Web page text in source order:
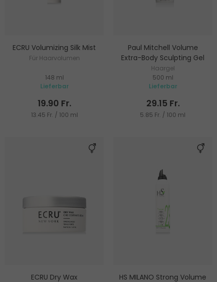
ECRU Volumizing Silk Mist
Für Haarvolumen
148 ml
Lieferbar
19.90 Fr.
13.45 Fr. / 100 ml
Paul Mitchell Volume
Extra-Body Sculpting Gel
Haargel
500 ml
Lieferbar
29.15 Fr.
5.85 Fr. / 100 ml
ECRU Dry Wax
HS MILANO Strong Volume